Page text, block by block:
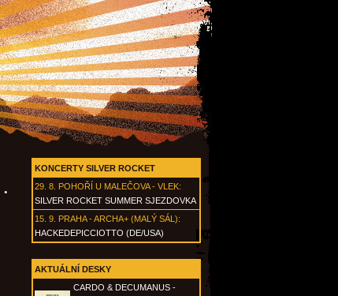
KONCERTY SILVER ROCKET
29. 8. POHOŘÍ U MALEČOVA - VLEK:
SILVER ROCKET SUMMER SJEZDOVKA
15. 9. PRAHA - ARCHA+ (MALÝ SÁL):
HACKEDEPICCIOTTO (DE/USA)
AKTUÁLNÍ DESKY
CARDO & DECUMANUS -
·